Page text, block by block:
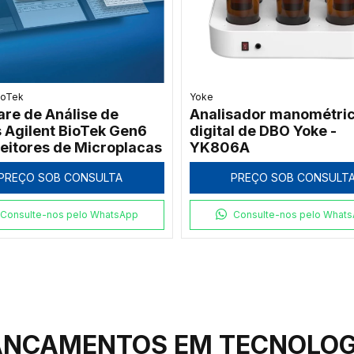
LED Azul
ECX-
470 nm 20x20
SOB CONSULTA
Consulte-nos pelo WhatsApp
Vilber Lourmat
Transiluminador UV
Lourmat ECX-15.M 312
15x15 cm
PREÇO SOB
Consulte-nos pelo
EM